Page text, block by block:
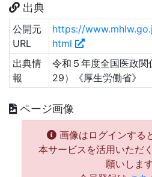
出典
公開元
URL
https://
html
出典情
報
令和５年度全国医政
29）《厚生労働省》
ページ画像
画像はログインする
本サービスを活用いただ
願いします